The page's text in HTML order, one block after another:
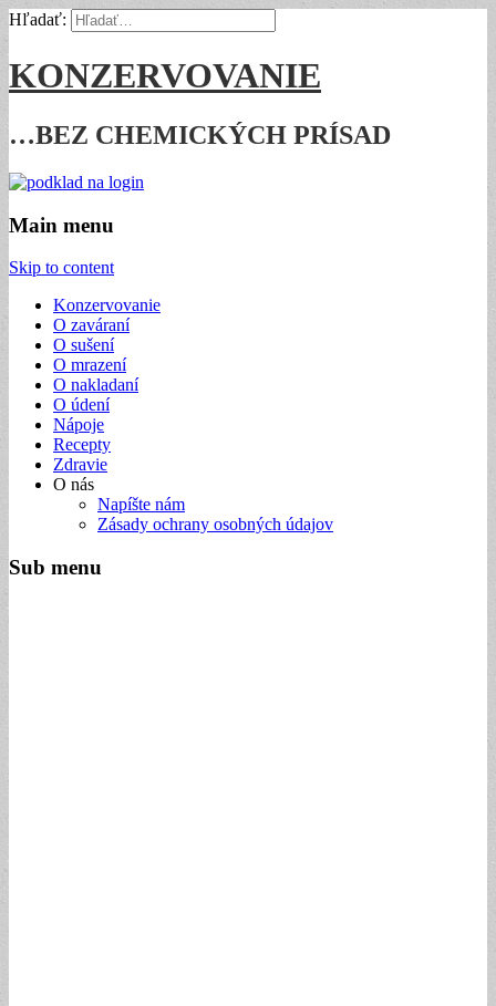
Hľadať:
KONZERVOVANIE
…BEZ CHEMICKÝCH PRÍSAD
Main menu
Skip to content
Konzervovanie
O zaváraní
O sušení
O mrazení
O nakladaní
O údení
Nápoje
Recepty
Zdravie
O nás
Napíšte nám
Zásady ochrany osobných údajov
Sub menu